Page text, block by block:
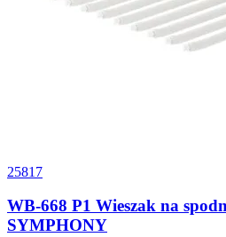
25817
WB-668 P1 Wieszak na
SYMPHONY